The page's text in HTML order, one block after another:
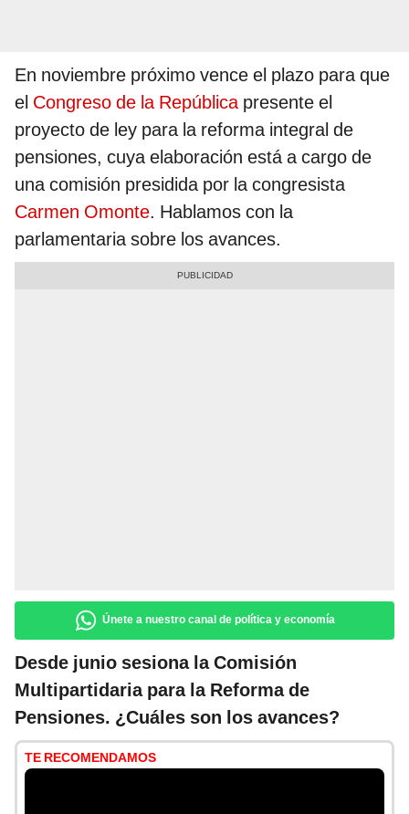
En noviembre próximo vence el plazo para que
el Congreso de la República presente el
proyecto de ley para la reforma integral de
pensiones, cuya elaboración está a cargo de
una comisión presidida por la congresista
Carmen Omonte. Hablamos con la
parlamentaria sobre los avances.
Únete a nuestro canal de política y economía
Desde junio sesiona la Comisión
Multipartidaria para la Reforma de
Pensiones. ¿Cuáles son los avances?
TE RECOMENDAMOS